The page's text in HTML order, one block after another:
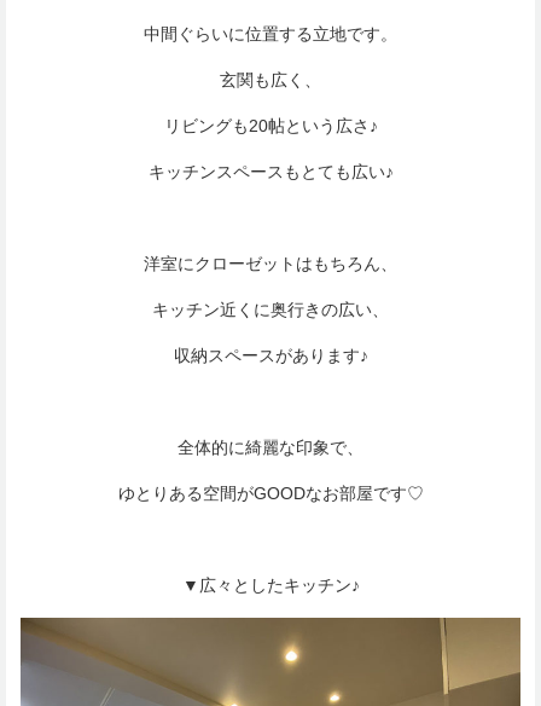
中間ぐらいに位置する立地です。
玄関も広く、
リビングも20帖という広さ♪
キッチンスペースもとても広い♪
洋室にクローゼットはもちろん、
キッチン近くに奥行きの広い、
収納スペースがあります♪
全体的に綺麗な印象で、
ゆとりある空間がGOODなお部屋です♡
▼広々としたキッチン♪